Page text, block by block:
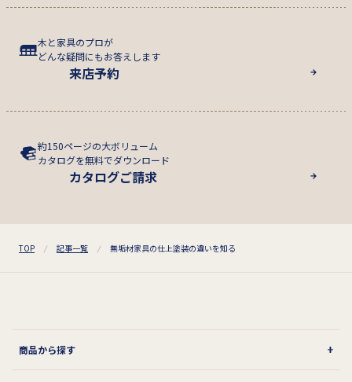
木と家具のプロが
どんな疑問にもお答えします
来店予約
約150ページの大ボリューム
カタログを無料でダウンロード
カタログご請求
TOP 記事一覧 無垢材家具の仕上塗装の違いを知る
商品から探す